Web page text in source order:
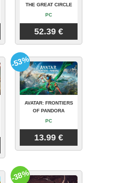
THE GREAT CIRCLE
PC
52.39 €
AVATAR: FRONTIERS
OF PANDORA
PC
13.99 €
-53%
-38%